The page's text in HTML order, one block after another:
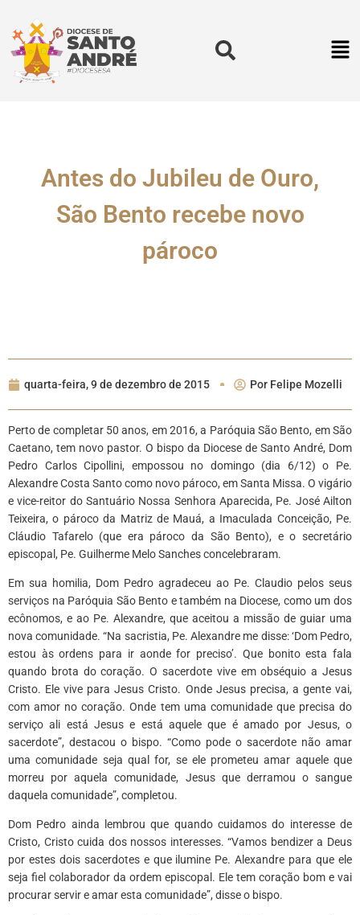
Antes do Jubileu de Ouro,
São Bento recebe novo
pároco
quarta-feira, 9 de dezembro de 2015 Por Felipe Mozelli
Perto de completar 50 anos, em 2016, a Paróquia São Bento, em São
Caetano, tem novo pastor. O bispo da Diocese de Santo André, Dom
Pedro Carlos Cipollini, empossou no domingo (dia 6/12) o Pe.
Alexandre Costa Santo como novo pároco, em Santa Missa. O vigário
e vice-reitor do Santuário Nossa Senhora Aparecida, Pe. José Ailton
Teixeira, o pároco da Matriz de Mauá, a Imaculada Conceição, Pe.
Cláudio Tafarelo (que era pároco da São Bento), e o secretário
episcopal, Pe. Guilherme Melo Sanches concelebraram.
Em sua homilia, Dom Pedro agradeceu ao Pe. Claudio pelos seus
serviços na Paróquia São Bento e também na Diocese, como um dos
ecônomos, e ao Pe. Alexandre, que aceitou a missão de guiar uma
nova comunidade. “Na sacristia, Pe. Alexandre me disse: ‘Dom Pedro,
estou às ordens para ir aonde for preciso’. Que bonito esta fala
quando brota do coração. O sacerdote vive em obséquio a Jesus
Cristo. Ele vive para Jesus Cristo. Onde Jesus precisa, a gente vai,
com amor no coração. Onde tem uma comunidade que precisa do
serviço ali está Jesus e está aquele que é amado por Jesus, o
sacerdote”, destacou o bispo. “Como pode o sacerdote não amar
uma comunidade seja qual for, se ele prometeu amar aquele que
morreu por aquela comunidade, Jesus que derramou o sangue
daquela comunidade”, completou.
Dom Pedro ainda lembrou que quando cuidamos do interesse de
Cristo, Cristo cuida dos nossos interesses. “Vamos bendizer a Deus
por estes dois sacerdotes e que ilumine Pe. Alexandre para que ele
seja fiel colaborador da ordem episcopal. Ele tem coração bom e vai
procurar servir e amar esta comunidade”, disse o bispo.